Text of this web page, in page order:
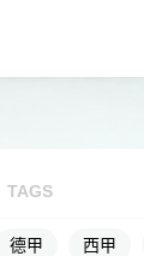
TAGS
德甲 西甲